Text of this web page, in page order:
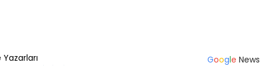
Yazarları Google News